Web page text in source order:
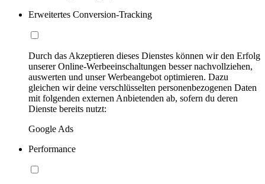
Erweitertes Conversion-Tracking
Durch das Akzeptieren dieses Dienstes können wir den Erfolg
unserer Online-Werbeeinschaltungen besser nachvollziehen,
auswerten und unser Werbeangebot optimieren. Dazu
gleichen wir deine verschlüsselten personenbezogenen Daten
mit folgenden externen Anbietenden ab, sofern du deren
Dienste bereits nutzt:
Google Ads
Performance